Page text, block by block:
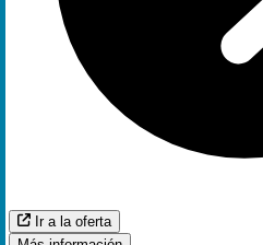
Ir a la oferta